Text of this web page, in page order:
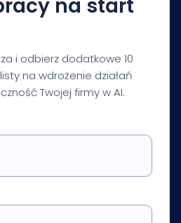
na start
i odbierz dodatkowe 10
na wdrożenie działań
Twojej firmy w AI.